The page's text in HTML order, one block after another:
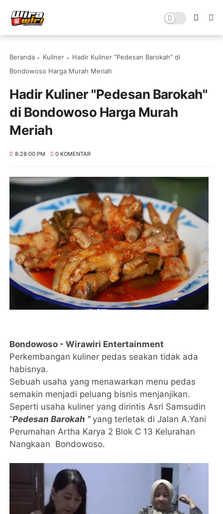
Beranda Kuliner
Hadir Kuliner "Pedesan Barokah" di
Bondowoso Harga Murah Meriah
Hadir Kuliner "Pedesan Barokah"
di Bondowoso Harga Murah
Meriah
8:28:00 PM 0 KOMENTAR
Bondowoso - Wirawiri Entertainment
Perkembangan kuliner pedas seakan tidak ada
habisnya.
Sebuah usaha yang menawarkan menu pedas
semakin menjadi peluang bisnis menjanjikan.
Seperti usaha kuliner yang dirintis Asri Samsudin
“Pedesan Barokah ”yang terletak di Jalan A.Yani
Perumahan Artha Karya 2 Blok C 13 Kelurahan
Nangkaan Bondowoso.